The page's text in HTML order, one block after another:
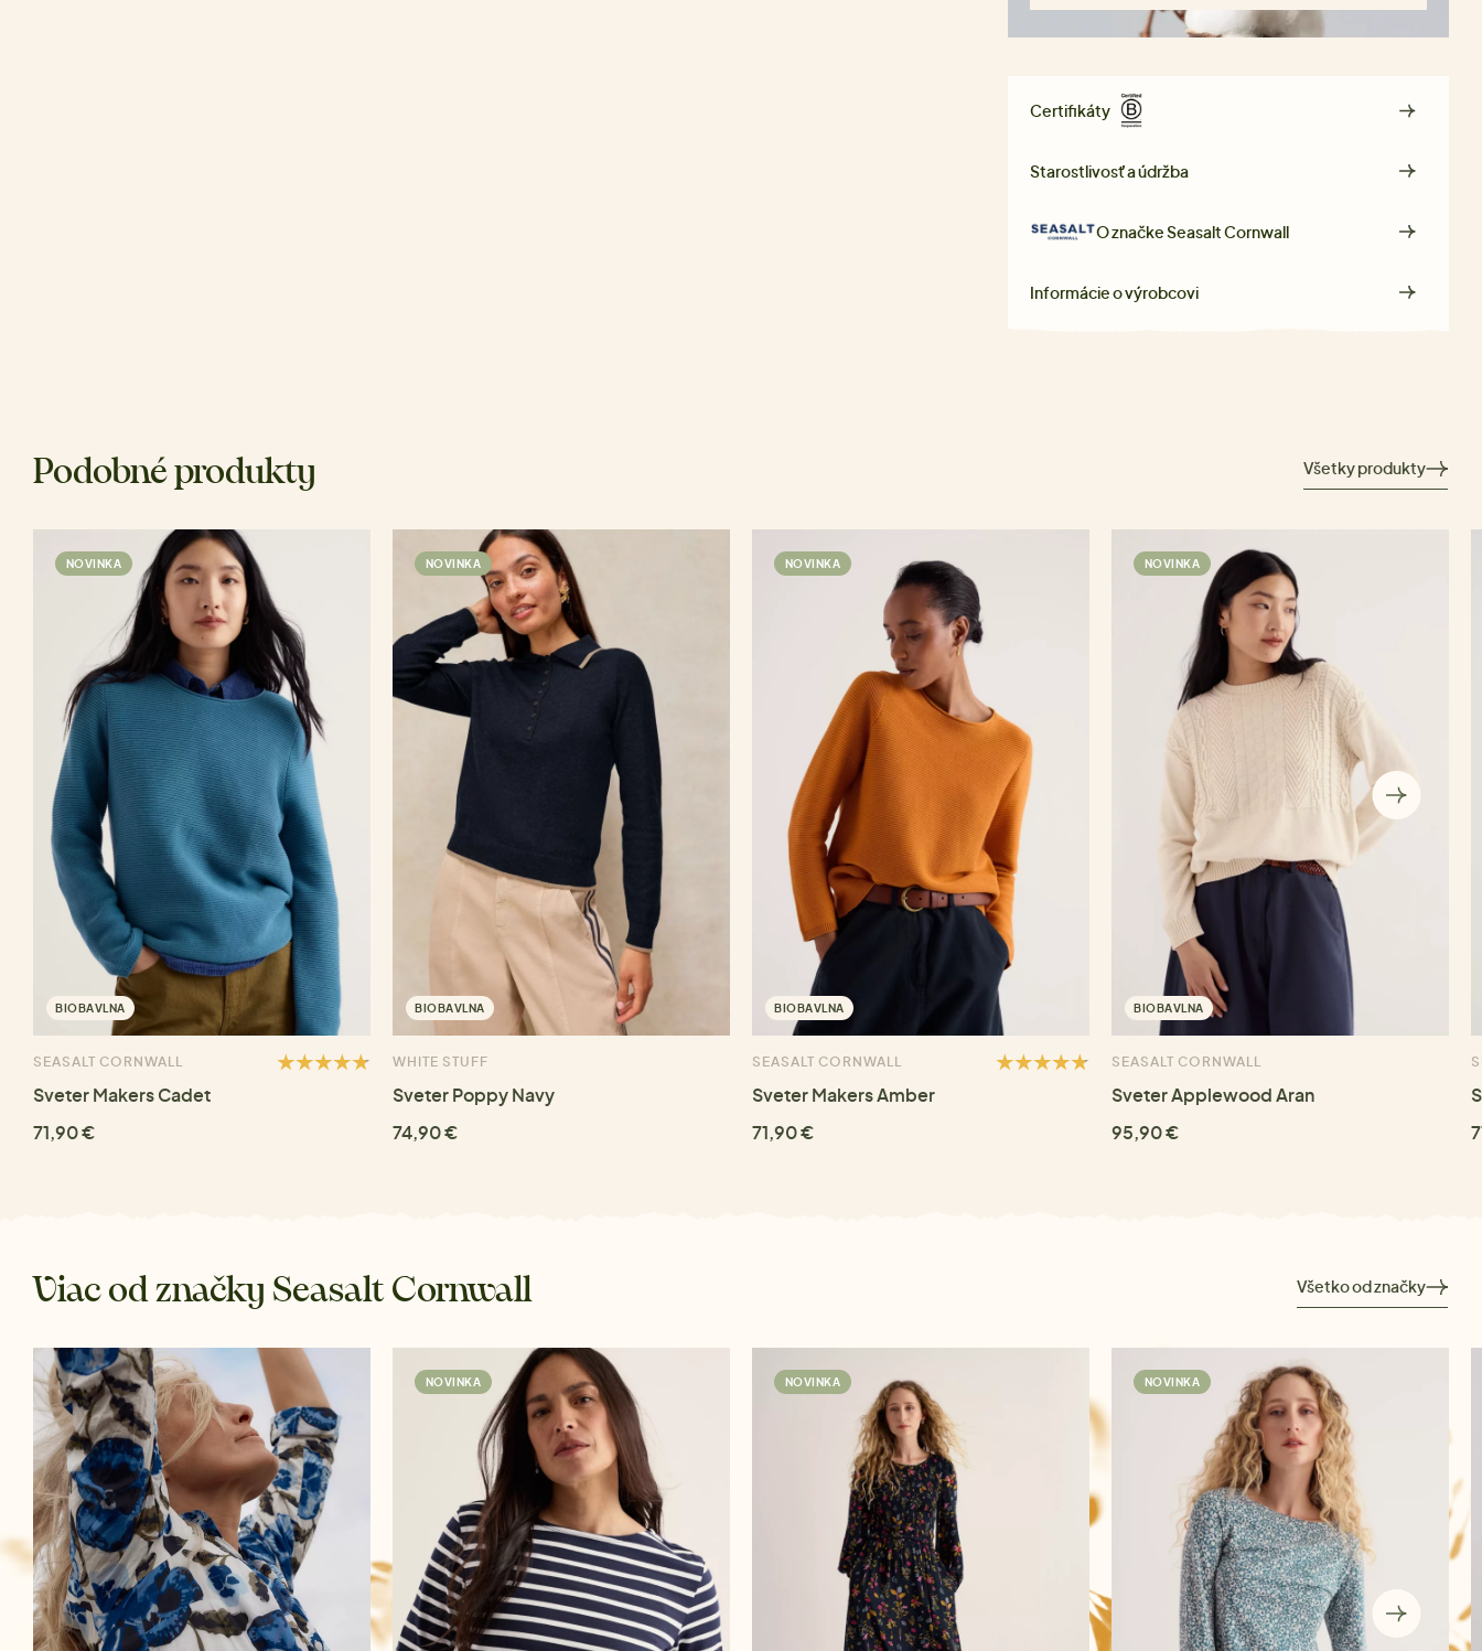
Certifikáty
Starostlivosť a údržba
O značkeSeasalt Cornwall
Informácie o výrobcovi
Podobné produkty Všetky produkty
NOVINKA
BIOBAVLNA
SEASALT CORNWALL
Sveter Makers Cadet
71,90 €
NOVINKA
BIOBAVLNA
WHITE STUFF
Sveter Poppy Navy
74,90 €
NOVINKA
BIOBAVLNA
SEASALT CORNWALL
Sveter Makers Amber
71,90 €
NOVINKA
BIOBAVLNA
SEASALT CORNWALL
Sveter Applewood Aran
95,90 €
Viac od značky Seasalt Cornwall Všetko od značky
NOVINKA NOVINKA NOVINKA